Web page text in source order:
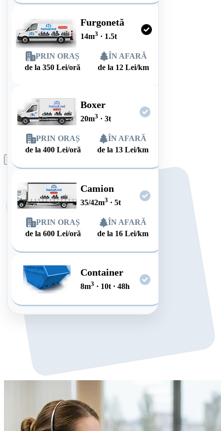
Furgonetă
14m3 · 1.5t
PRIN ORAȘ
de la 350 Lei/oră
ÎN AFARĂ
de la 12 Lei/km
Boxer
20m3 · 3t
PRIN ORAȘ
de la400 Lei/oră
ÎN AFARĂ
de la 13 Lei/km
Camion
35/42m3 · 5t
PRIN ORAȘ
de la600 Lei/oră
ÎN AFARĂ
de la 16 Lei/km
Container
8m3 · 10t · 48h
Plasează comanda